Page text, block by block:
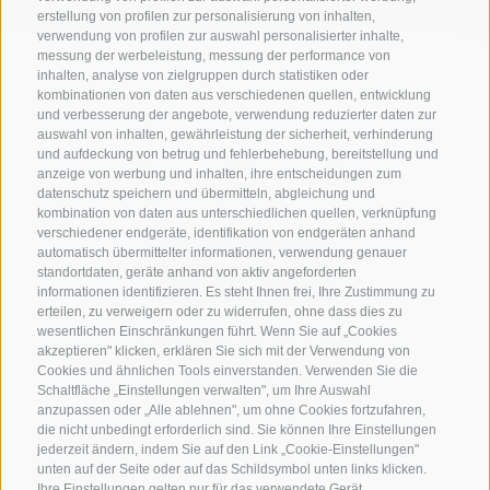
erstellung von profilen zur personalisierung von inhalten,
verwendung von profilen zur auswahl personalisierter inhalte,
messung der werbeleistung, messung der performance von
inhalten, analyse von zielgruppen durch statistiken oder
kombinationen von daten aus verschiedenen quellen, entwicklung
und verbesserung der angebote, verwendung reduzierter daten zur
auswahl von inhalten, gewährleistung der sicherheit, verhinderung
und aufdeckung von betrug und fehlerbehebung, bereitstellung und
anzeige von werbung und inhalten, ihre entscheidungen zum
datenschutz speichern und übermitteln, abgleichung und
kombination von daten aus unterschiedlichen quellen, verknüpfung
verschiedener endgeräte, identifikation von endgeräten anhand
automatisch übermittelter informationen, verwendung genauer
standortdaten, geräte anhand von aktiv angeforderten
informationen identifizieren. Es steht Ihnen frei, Ihre Zustimmung zu
erteilen, zu verweigern oder zu widerrufen, ohne dass dies zu
wesentlichen Einschränkungen führt. Wenn Sie auf „Cookies
akzeptieren" klicken, erklären Sie sich mit der Verwendung von
Cookies und ähnlichen Tools einverstanden. Verwenden Sie die
Schaltfläche „Einstellungen verwalten", um Ihre Auswahl
anzupassen oder „Alle ablehnen", um ohne Cookies fortzufahren,
die nicht unbedingt erforderlich sind. Sie können Ihre Einstellungen
jederzeit ändern, indem Sie auf den Link „Cookie-Einstellungen"
unten auf der Seite oder auf das Schildsymbol unten links klicken.
KONTAKTIERE UNS
+39 0472 632 372
info@gossensass.org